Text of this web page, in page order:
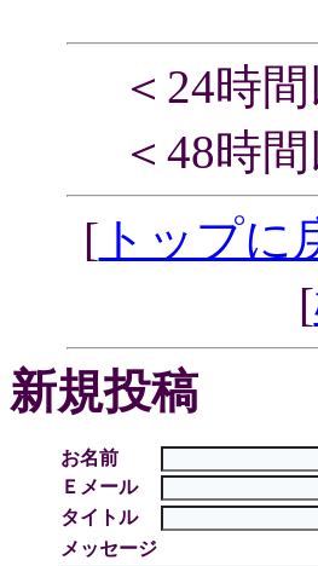
＜24時
＜48時
[ トップに
[
新規投稿
お名前
Ｅメール
タイトル
メッセージ